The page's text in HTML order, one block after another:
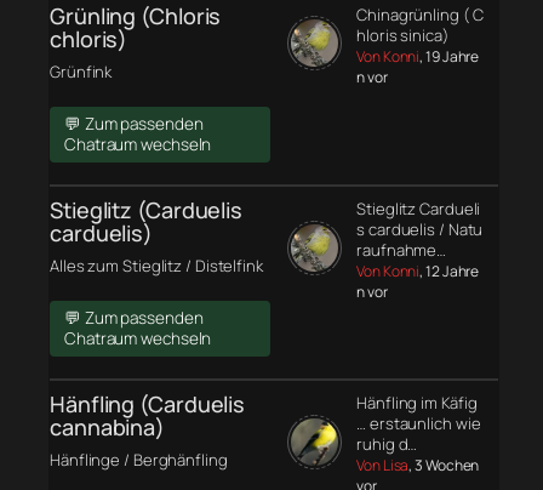
Grünling (Chloris
chloris)
Grünfink
💬 Zum passenden
Chatraum wechseln
Chinagrünling ( C
hloris sinica)
Von Konni, 19 Jahre
n vor
Stieglitz (Carduelis
carduelis)
Alles zum Stieglitz / Distelfink
💬 Zum passenden
Chatraum wechseln
Stieglitz Cardueli
s carduelis / Natu
raufnahme…
Von Konni, 12 Jahre
n vor
Hänfling (Carduelis
cannabina)
Hänflinge / Berghänfling
Hänfling im Käfig
… erstaunlich wie
ruhig d…
Von Lisa, 3 Wochen